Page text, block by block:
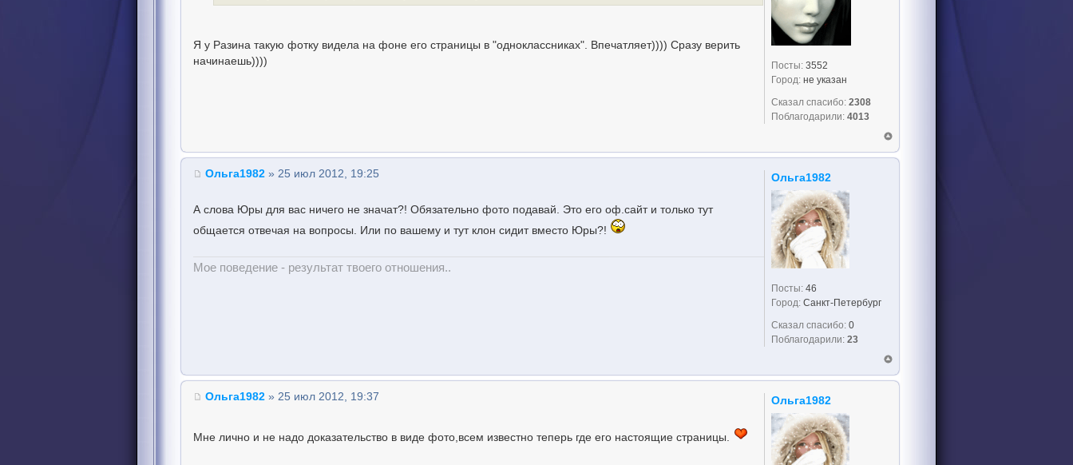
Я у Разина такую фотку видела на фоне его страницы в "одноклассниках". Впечатляет)))) Сразу верить
начинаешь))))
Посты: 3552
Город: не указан
Сказал спасибо: 2308
Поблагодарили: 4013
Ольга1982 » 25 июл 2012, 19:25
А слова Юры для вас ничего не значат?! Обязательно фото подавай. Это его оф.сайт и только тут
общается отвечая на вопросы. Или по вашему и тут клон сидит вместо Юры?!
Мое поведение - результат твоего отношения..
Ольга1982
Посты: 46
Город: Санкт-Петербург
Сказал спасибо: 0
Поблагодарили: 23
Ольга1982 » 25 июл 2012, 19:37
Мне лично и не надо доказательство в виде фото,всем известно теперь где его настоящие страницы.
Ольга1982